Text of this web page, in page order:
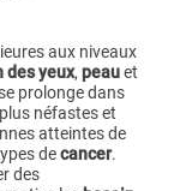
aux niveaux
yeux, peauet
prolonge dans
néfastes et
atteintes de
decancer.
des